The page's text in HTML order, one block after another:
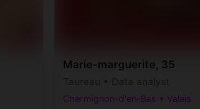
Marie-marguerite, 35
Chermignon-d'en-Bas • Valais